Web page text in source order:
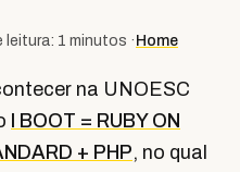
leitura: 1 minutos · Home
na UNOESC
I BOOT = RUBY ON
+ PHP, no qual